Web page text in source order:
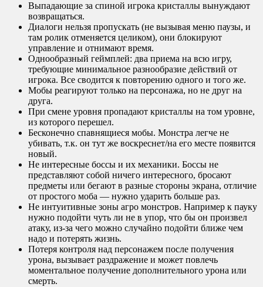
Выпадающие за спиной игрока кристаллы вынуждают
возвращаться.
Диалоги нельзя пропускать (не вызывая меню паузы, и
там ролик отменяется целиком), они блокируют
управление и отнимают время.
Однообразный геймплей: два приема на всю игру,
требующие минимальное разнообразие действий от
игрока. Все сводится к повторению одного и того же.
Мобы реагируют только на персонажа, но не друг на
друга.
При смене уровня пропадают кристаллы на том уровне,
из которого перешел.
Бесконечно спавнящиеся мобы. Монстра легче не
убивать, т.к. он тут же воскреснет/на его месте появится
новый.
Не интересные боссы и их механики. Боссы не
представляют собой ничего интересного, бросают
предметы или бегают в разные стороны экрана, отличие
от простого моба — нужно ударить больше раз.
Не интуитивные зоны агро монстров. Например к пауку
нужно подойти чуть ли не в упор, что бы он произвел
атаку, из-за чего можно случайно подойти ближе чем
надо и потерять жизнь.
Потеря контроля над персонажем после получения
урона, вызывает раздражение и может повлечь
моментальное получение дополнительного урона или
смерть.